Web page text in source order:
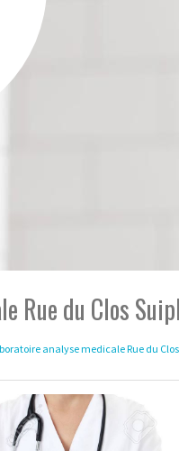
Rue du Clos
analyse medicale Rue du